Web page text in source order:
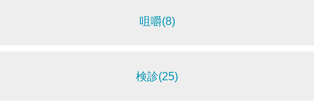
咀嚼(8)
検診(25)